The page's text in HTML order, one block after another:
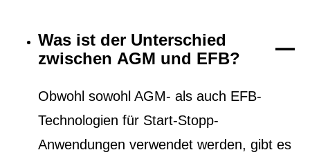
Was ist der Unterschied
zwischen AGM und EFB?
Obwohl sowohl AGM- als auch EFB-
Technologien für Start-Stopp-
Anwendungen verwendet werden, gibt es